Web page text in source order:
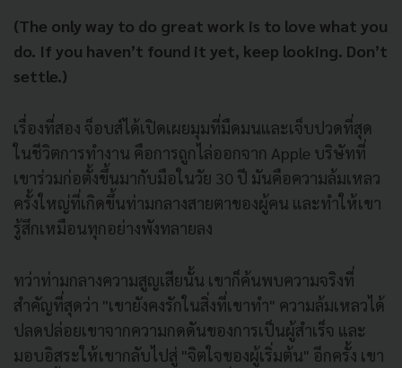
(The only way to do great work is to love what you
do. If you haven’t found it yet, keep looking. Don’t
settle.)
เรื่องที่สอง จ็อบส์ได้เปิดเผยมุมที่มืดมนและเจ็บปวดที่สุด
ในชีวิตการทำงาน คือการถูกไล่ออกจาก Apple บริษัทที่
เขาร่วมก่อตั้งขึ้นมากับมือในวัย 30 ปี มันคือความล้มเหลว
ครั้งใหญ่ที่เกิดขึ้นท่ามกลางสายตาของผู้คน และทำให้เขา
รู้สึกเหมือนทุกอย่างพังทลายลง
ทว่าท่ามกลางความสูญเสียนั้น เขาก็ค้นพบความจริงที่
สำคัญที่สุดว่า "เขายังคงรักในสิ่งที่เขาทำ" ความล้มเหลวได้
ปลดปล่อยเขาจากความกดดันของการเป็นผู้สำเร็จ และ
มอบอิสระให้เขากลับไปสู่ "จิตใจของผู้เริ่มต้น" อีกครั้ง เขา